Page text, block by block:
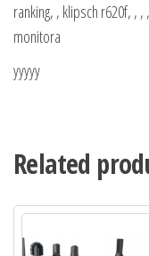
ranking, , klipsch r620f, ,
monitora
yyyyy
Related